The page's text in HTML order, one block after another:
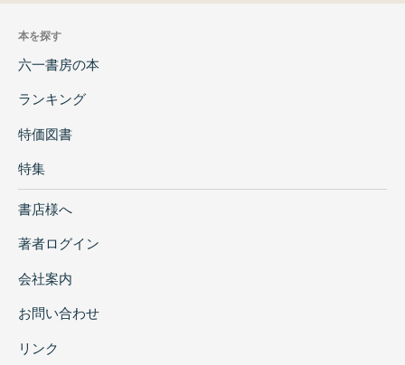
本を探す
六一書房の本
ランキング
特価図書
特集
書店様へ
著者ログイン
会社案内
お問い合わせ
リンク